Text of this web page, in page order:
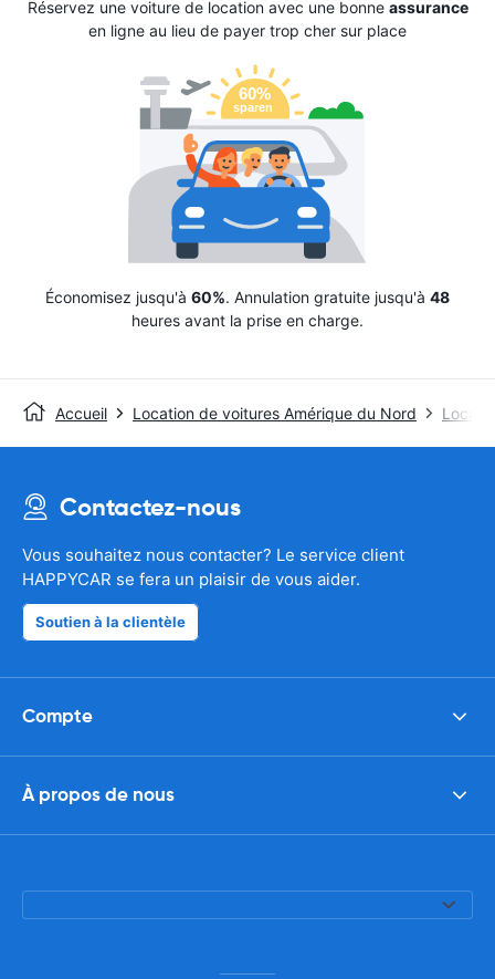
Réservez une voiture de location avec une bonne assurance
en ligne au lieu de payer trop cher sur place
Économisez jusqu'à 60%. Annulation gratuite jusqu'à 48
heures avant la prise en charge.
Accueil Location de voitures Amérique du Nord
Contactez-nous
Vous souhaitez nous contacter? Le service client
HAPPYCAR se fera un plaisir de vous aider.
Soutien à la clientèle
Compte
À propos de nous